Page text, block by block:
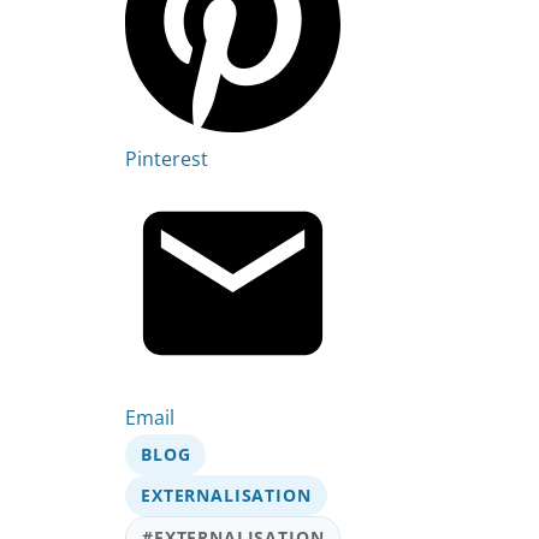
Pinterest
Email
BLOG
EXTERNALISATION